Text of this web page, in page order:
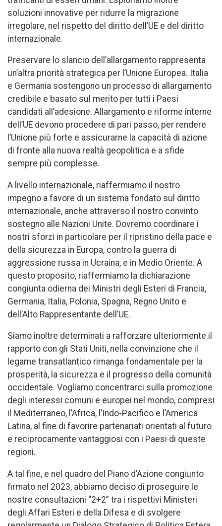
soluzioni innovative per ridurre la migrazione
irregolare, nel rispetto del diritto dell’UE e del diritto
internazionale.
Preservare lo slancio dell’allargamento rappresenta
un’altra priorità strategica per l’Unione Europea. Italia
e Germania sostengono un processo di allargamento
credibile e basato sul merito per tutti i Paesi
candidati all’adesione. Allargamento e riforme interne
dell’UE devono procedere di pari passo, per rendere
l’Unione più forte e assicurarne la capacità di azione
di fronte alla nuova realtà geopolitica e a sfide
sempre più complesse.
A livello internazionale, riaffermiamo il nostro
impegno a favore di un sistema fondato sul diritto
internazionale, anche attraverso il nostro convinto
sostegno alle Nazioni Unite. Dovremo coordinare i
nostri sforzi in particolare per il ripristino della pace e
della sicurezza in Europa, contro la guerra di
aggressione russa in Ucraina, e in Medio Oriente. A
questo proposito, riaffermiamo la dichiarazione
congiunta odierna dei Ministri degli Esteri di Francia,
Germania, Italia, Polonia, Spagna, Regno Unito e
dell’Alto Rappresentante dell’UE.
Siamo inoltre determinati a rafforzare ulteriormente il
rapporto con gli Stati Uniti, nella convinzione che il
legame transatlantico rimanga fondamentale per la
prosperità, la sicurezza e il progresso della comunità
occidentale. Vogliamo concentrarci sulla promozione
degli interessi comuni e europei nel mondo, compresi
il Mediterraneo, l’Africa, l’Indo-Pacifico e l’America
Latina, al fine di favorire partenariati orientati al futuro
e reciprocamente vantaggiosi con i Paesi di queste
regioni.
A tal fine, e nel quadro del Piano d’Azione congiunto
firmato nel 2023, abbiamo deciso di proseguire le
nostre consultazioni “2+2” tra i rispettivi Ministeri
degli Affari Esteri e della Difesa e di svolgere